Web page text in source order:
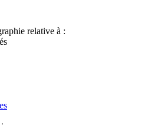
relative à :